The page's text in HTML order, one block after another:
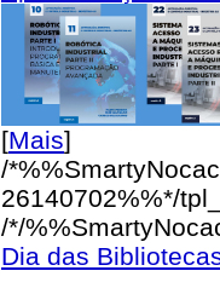
[Mais]
/
26140702%%*/
/*/
Dia das